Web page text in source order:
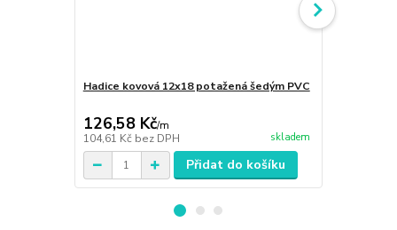
Hadice kovová 12x18 potažená šedým PVC
126,58 Kč/m
104,61 Kč bez DPH skladem
Přidat do košíku